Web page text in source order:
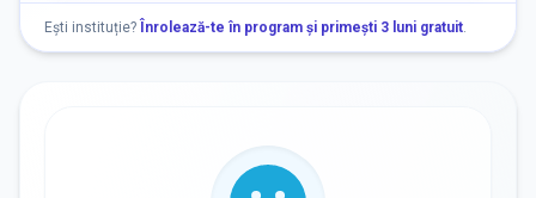
Nu există informații despre locuri libere
Ești instituție? Înrolează-te în program și primești 3 luni gratuit.